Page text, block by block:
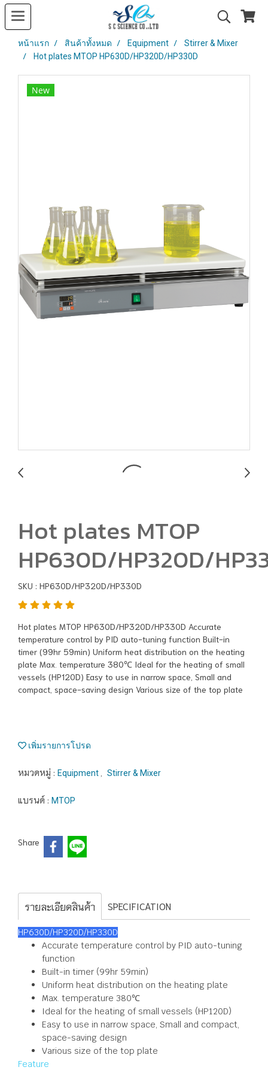
หน้าแรก สินค้าทั้งหมด Equipment
Stirrer & Mixer
Hot plates MTOP HP630D/HP320D/HP330D
New
Hot plates MTOP
HP630D/HP320D/
SKU : HP630D/HP320D/HP330D
Hot plates MTOP HP630D/HP320D/HP330D Accurate
temperature control by PID auto-tuning function Built-in
timer (99hr 59min) Uniform heat distribution on the heating
plate Max. temperature 380℃ Ideal for the heating of small
vessels (HP120D) Easy to use in narrow space, Small and
compact, space-saving design Various size of the top plate
เพิ่มรายการโปรด
หมวดหมู่ : Equipment Stirrer & Mixer
แบรนด์ : MTOP
Share
รายละเอียดสินค้า SPECIFICATION
HP630D/HP320D/HP330D
Accurate temperature control by PID auto-tuning
function
Built-in timer (99hr 59min)
Uniform heat distribution on the heating plate
Max. temperature 380℃
Ideal for the heating of small vessels (HP120D)
Easy to use in narrow space, Small and compact,
space-saving design
Various size of the top plate
Feature